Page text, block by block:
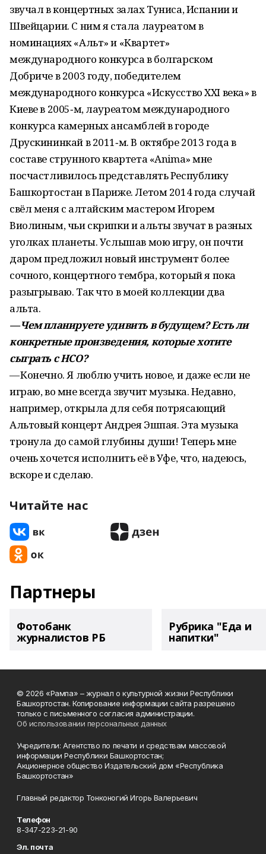
звучал в концертных залах Туниса, Испании и
Швейцарии. С ним я стала лауреатом в
номинациях «Альт» и «Квартет»
международного конкурса в болгарском
Добриче в 2003 году, победителем
международного конкурса «Искусство XXI века» в
Киеве в 2005‑м, лауреатом международного
конкурса камерных ансамблей в городе
Друскининкай в 2011‑м. В октябре 2013 года в
составе струнного квартета «Anima» мне
посчастливилось представлять Республику
Башкортостан в Париже. Летом 2014 года случай
свёл меня с алтайским мастером Игорем
Виолиным, чьи скрипки и альты звучат в разных
уголках планеты. Услышав мою игру, он почти
даром предложил новый инструмент более
сочного, концертного тембра, который я пока
разыгрываю. Так что в моей коллекции два
альта.
— Чем планируете удивить в будущем? Есть ли
конкретные произведения, которые хотите
сыграть с НСО?
— Конечно. Я люблю учить новое, и даже если не
играю, во мне всегда звучит музыка. Недавно,
например, открыла для себя потрясающий
Альтовый концерт Андрея Эшпая. Эта музыка
тронула до самой глубины души! Теперь мне
очень хочется исполнить её в Уфе, что, надеюсь,
вскоре и сделаю.
Читайте нас
Партнеры
Фотобанк
журналистов РБ
Рубрика "Еда и
напитки"
© 2026 «Рампа» – журнал о культурной жизни Республики
Башкортостан. Копирование информации сайта разрешено
только с письменного согласия администрации.
Об использовании персональных данных
Учредители: Агентство по печати и средствам массовой
информации Республики Башкортостан;
Акционерное общество Издательский дом «Республика
Башкортостан»
Главный редактор Тонконогий Игорь Валерьевич
Телефон
8-347-223-21-90
Эл. почта